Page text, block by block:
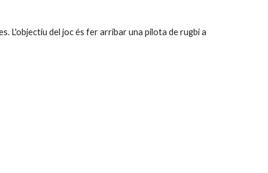
L'objectiu del joc és fer arribar una pilota de rugbi a